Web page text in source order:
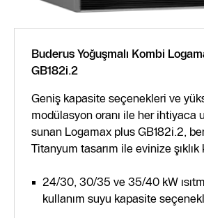
Buderus Yoğuşmalı Kombi
GB182i.2
Geniş kapasite seçenekleri ve
modülasyon oranı ile her ihtiyaca
sunan Logamax plus GB182i.2,
Titanyum tasarım ile evinize şıklık
24/30, 30/35 ve 35/40 kW
kullanım suyu kapasite